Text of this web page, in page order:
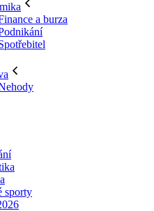
a burza
sporty